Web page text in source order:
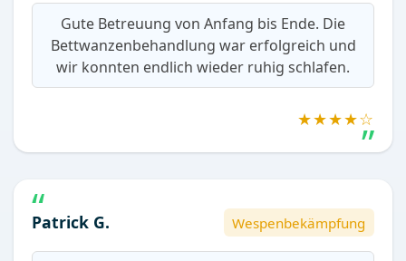
Gute Betreuung von Anfang bis Ende. Die
Bettwanzenbehandlung war erfolgreich und
wir konnten endlich wieder ruhig schlafen.
★★★★☆
Patrick G. Wespenbekämpfung